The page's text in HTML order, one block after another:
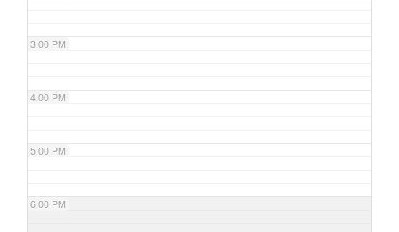
3:00 PM
4:00 PM
5:00 PM
6:00 PM